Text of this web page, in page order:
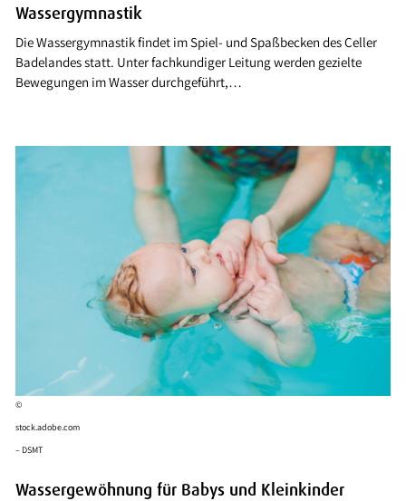
Wassergymnastik
Die Wassergymnastik findet im Spiel- und Spaßbecken des Celler
Badelandes statt. Unter fachkundiger Leitung werden gezielte
Bewegungen im Wasser durchgeführt,…
©
stock.adobe.com
– DSMT
Wassergewöhnung für Babys und Kleinkinder